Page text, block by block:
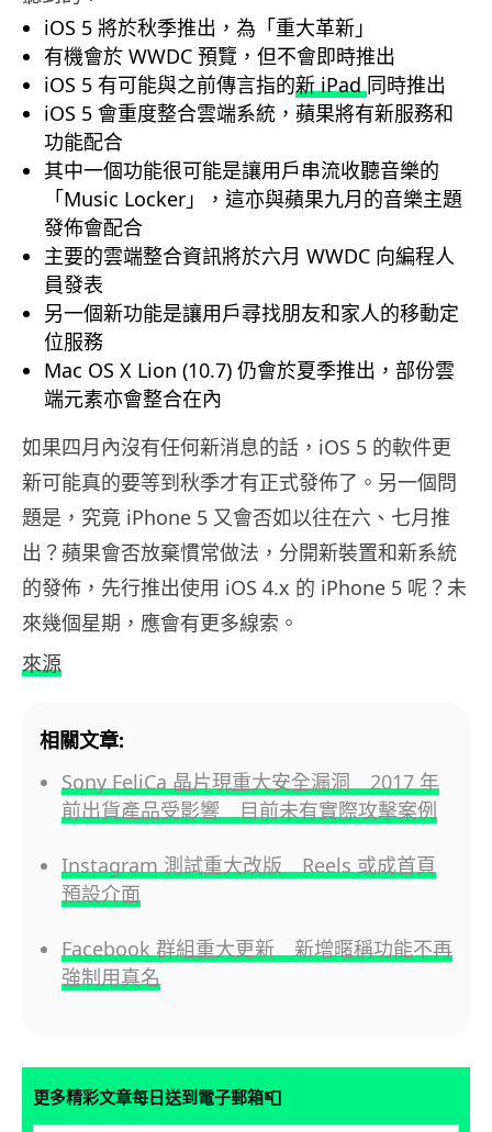
iOS 5 將於秋季推出，為「重大革新」
有機會於 WWDC 預覽，但不會即時推出
iOS 5 有可能與之前傳言指的新 iPad同時推出
iOS 5 會重度整合雲端系統，蘋果將有新服務和
功能配合
其中一個功能很可能是讓用戶串流收聽音樂的
「Music Locker」，這亦與蘋果九月的音樂主題
發佈會配合
主要的雲端整合資訊將於六月 WWDC 向編程人
員發表
另一個新功能是讓用戶尋找朋友和家人的移動定
位服務
Mac OS X Lion (10.7) 仍會於夏季推出，部份雲
端元素亦會整合在內
如果四月內沒有任何新消息的話，iOS 5 的軟件更
新可能真的要等到秋季才有正式發佈了。另一個問
題是，究竟 iPhone 5 又會否如以往在六、七月推
出？蘋果會否放棄慣常做法，分開新裝置和新系統
的發佈，先行推出使用 iOS 4.x 的 iPhone 5 呢？未
來幾個星期，應會有更多線索。
來源
相關文章:
Sony FeliCa 晶片現重大安全漏洞 2017 年
前出貨產品受影響 目前未有實際攻擊案例
Instagram 測試重大改版 Reels 或成首頁
預設介面
Facebook 群組重大更新 新增暱稱功能不再
強制用真名
更多精彩文章每日送到電子郵箱📮